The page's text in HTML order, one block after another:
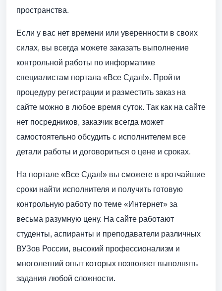
пространства.
Если у вас нет времени или уверенности в своих
силах, вы всегда можете заказать выполнение
контрольной работы по информатике
специалистам портала «Все Сдал!». Пройти
процедуру регистрации и разместить заказ на
сайте можно в любое время суток. Так как на сайте
нет посредников, заказчик всегда может
самостоятельно обсудить с исполнителем все
детали работы и договориться о цене и сроках.
На портале «Все Сдал!» вы сможете в кротчайшие
сроки найти исполнителя и получить готовую
контрольную работу по теме «Интернет» за
весьма разумную цену. На сайте работают
студенты, аспиранты и преподаватели различных
ВУЗов России, высокий профессионализм и
многолетний опыт которых позволяет выполнять
задания любой сложности.